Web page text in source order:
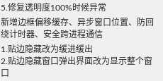
5.修复透明度100%时候异常
新增边框偏移缓存、异步窗口位置、防回
绕计时器、安全跨进程通信
1.贴边隐藏改为缓进缓出
2.贴边隐藏窗口弹出界面改为显示整个窗